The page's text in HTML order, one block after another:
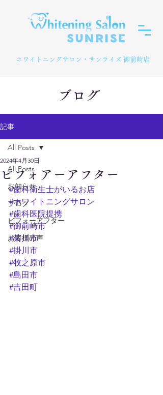
​ホワイトニングサロン・サンライズ 御前崎店
ブログ
記事
All Posts
お知らせ
ブログ
ビフォーアフター
お客様の声
All Posts
ビフォアーアフター
2024年4月30日
#歯科衛生士がいるお店
#ホワイトニングサロン
#歯科医院提携
#御前崎市
#菊川市
#掛川市
#牧之原市
#島田市
#吉田町